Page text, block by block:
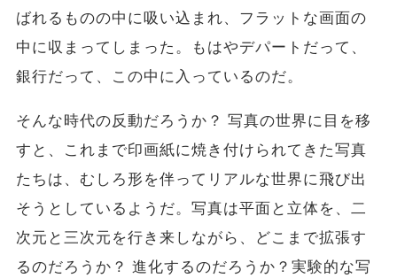
ばれるものの中に吸い込まれ、フラットな画面の
中に収まってしまった。もはやデパートだって、
銀行だって、この中に入っているのだ。
そんな時代の反動だろうか？ 写真の世界に目を移
すと、これまで印画紙に焼き付けられてきた写真
たちは、むしろ形を伴ってリアルな世界に飛び出
そうとしているようだ。写真は平面と立体を、二
次元と三次元を行き来しながら、どこまで拡張す
るのだろうか？ 進化するのだろうか？実験的な写